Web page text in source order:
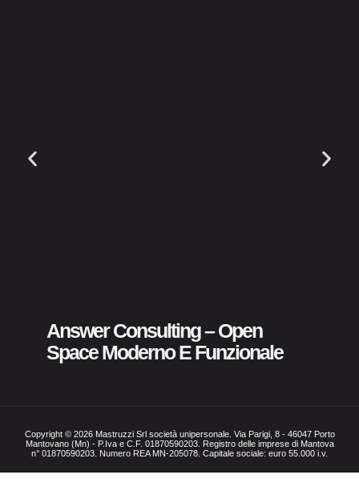
Answer Consulting – Open
Space Moderno E Funzionale
Copyright © 2026 Mastruzzi Srl società unipersonale. Via Parigi, 8 - 46047 Porto
Mantovano (Mn) - P.Iva e C.F. 01870590203. Registro delle imprese di Mantova
n° 01870590203. Numero REA MN-205078. Capitale sociale: euro 55.000 i.v.